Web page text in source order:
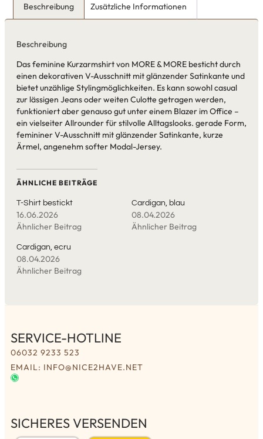
Beschreibung Zusätzliche Informationen
Beschreibung
Das feminine Kurzarmshirt von MORE & MORE besticht durch
einen dekorativen V-Ausschnitt mit glänzender Satinkante und
bietet unzählige Stylingmöglichkeiten. Es kann sowohl casual
zur lässigen Jeans oder weiten Culotte getragen werden,
funktioniert aber genauso gut unter einem Blazer im Office –
ein vielseiter Allrounder für stilvolle Alltagslooks. gerade Form,
femininer V-Ausschnitt mit glänzender Satinkante, kurze
Ärmel, angenehm softer Modal-Jersey.
ÄHNLICHE BEITRÄGE
T-Shirt bestickt
16.06.2026
Ähnlicher Beitrag
Cardigan, blau
08.04.2026
Ähnlicher Beitrag
Cardigan, ecru
08.04.2026
Ähnlicher Beitrag
SERVICE-HOTLINE
06032 9233 523
EMAIL: INFO@NICE2HAVE.NET
SICHERES VERSENDEN